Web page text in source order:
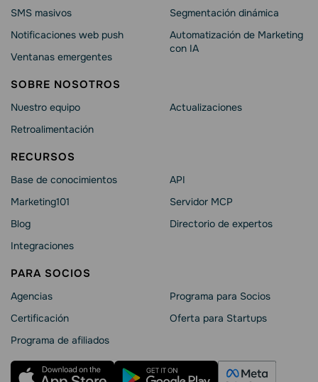
SMS masivos
Notificaciones web push
Ventanas emergentes
Segmentación dinámica
Automatización de Marketing
con IA
SOBRE NOSOTROS
Nuestro equipo
Retroalimentación
Actualizaciones
RECURSOS
Base de conocimientos
Marketing101
Blog
Integraciones
API
Servidor MCP
Directorio de expertos
PARA SOCIOS
Agencias
Certificación
Programa de afiliados
Programa para Socios
Oferta para Startups